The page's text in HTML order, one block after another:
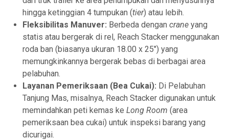
hingga ketinggian 4 tumpukan (tier) atau lebih.
Fleksibilitas Manuver: Berbeda dengan crane yang
statis atau bergerak di rel, Reach Stacker menggunakan
roda ban (biasanya ukuran 18.00 x 25″) yang
memungkinkannya bergerak bebas di berbagai area
pelabuhan.
Layanan Pemeriksaan (Bea Cukai): Di Pelabuhan
Tanjung Mas, misalnya, Reach Stacker digunakan untuk
memindahkan peti kemas ke Long Room (area
pemeriksaan bea cukai) untuk inspeksi barang yang
dicurigai.